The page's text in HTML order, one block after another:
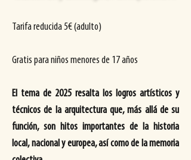
Tarifa reducida 5€ (adulto)
Gratis para niños menores de 17 años
El tema de 2025 resalta los logros artísticos y
técnicos de la arquitectura que, más allá de su
función, son hitos importantes de la historia
local, nacional y europea, así como de la memoria